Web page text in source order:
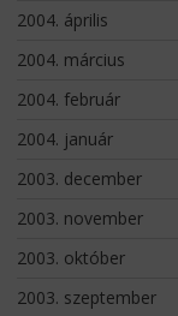
2004. április
2004. március
2004. február
2004. január
2003. december
2003. november
2003. október
2003. szeptember